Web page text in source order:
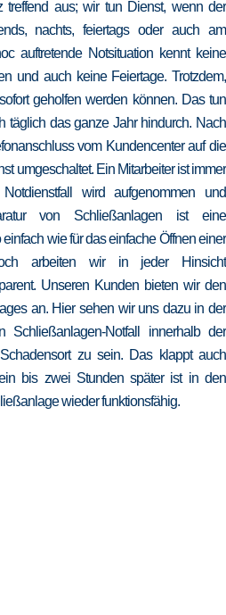
treffend aus; wir tun Dienst, wenn der
nachts, feiertags oder auch am
auftretende Notsituation kennt keine
und auch keine Feiertage. Trotzdem,
geholfen werden können. Das tun
täglich das ganze Jahr hindurch. Nach
vom Kundencenter auf die
umgeschaltet. Ein Mitarbeiter ist immer
wird aufgenommen und
von Schließanlagen ist eine
wie für das einfache Öffnen einer
arbeiten wir in jeder Hinsicht
Unseren Kunden bieten wir den
an. Hier sehen wir uns dazu in der
Schließanlagen-Notfall innerhalb der
zu sein. Das klappt auch
bis zwei Stunden später ist in den
wieder funktionsfähig.